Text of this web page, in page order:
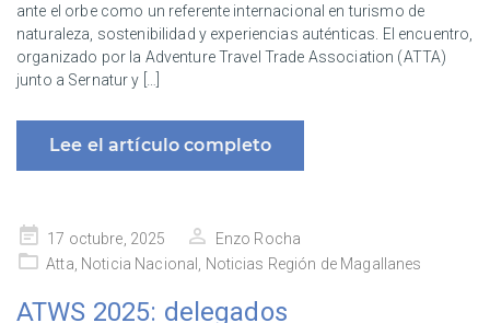
ante el orbe como un referente internacional en turismo de
naturaleza, sostenibilidad y experiencias auténticas. El encuentro,
organizado por la Adventure Travel Trade Association (ATTA)
junto a Sernatur y […]
Lee el artículo completo
Publicado
en
17 octubre, 2025
Enzo Rocha
Atta Noticia Nacional Noticias Región de Magallanes
ATWS 2025: delegados